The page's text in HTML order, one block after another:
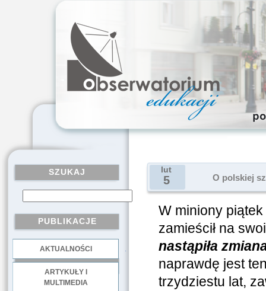
SZUKAJ
PUBLIKACJE
AKTUALNOŚCI
ARTYKUŁY I
MULTIMEDIA
lut
5 O polskiej
W miniony
zamieścił na
nastąpiła
naprawdę jest
trzydziestu lat,